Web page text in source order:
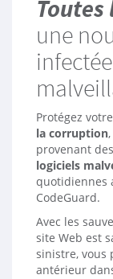
Toutes
une
Protégez
la corruption
provenant des
logiciels
quotidiennes
CodeGuard.
Avec les
site Web est
sinistre, vous
antérieur